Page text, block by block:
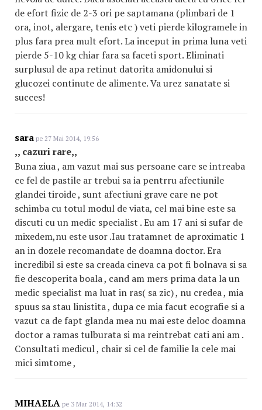
de efort fizic de 2-3 ori pe saptamana (plimbari de 1
ora, inot, alergare, tenis etc ) veti pierde kilogramele in
plus fara prea mult efort. La inceput in prima luna veti
pierde 5-10 kg chiar fara sa faceti sport. Eliminati
surplusul de apa retinut datorita amidonului si
glucozei continute de alimente. Va urez sanatate si
succes!
sara pe 27 Mai 2014, 19:56
,, cazuri rare,,
Buna ziua , am vazut mai sus persoane care se intreaba
ce fel de pastile ar trebui sa ia pentrru afectiunile
glandei tiroide , sunt afectiuni grave care ne pot
schimba cu totul modul de viata, cel mai bine este sa
discuti cu un medic specialist . Eu am 17 ani si sufar de
mixedem,nu este usor .Iau tratamnet de aproximatic 1
an in dozele recomandate de doamna doctor. Era
incredibil si este sa creada cineva ca pot fi bolnava si sa
fie descoperita boala , cand am mers prima data la un
medic specialist ma luat in ras( sa zic) , nu credea , mia
spuus sa stau linistita , dupa ce mia facut ecografie si a
vazut ca de fapt glanda mea nu mai este deloc doamna
doctor a ramas tulburata si ma reintrebat cati ani am .
Consultati medicul , chair si cel de familie la cele mai
mici simtome ,
MIHAELA pe 3 Mar 2014, 14:32